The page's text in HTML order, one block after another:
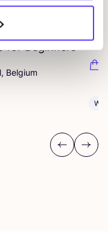
for Beginners
Belgium
Previous
Next